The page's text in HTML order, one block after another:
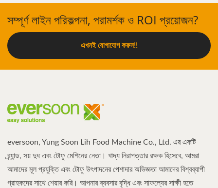
সম্পূর্ণ লাইন পরিকল্পনা, পরামর্শক ও ROI প্রয়োজন?
এখনই যোগাযোগ করুন!!
eversoon, Yung Soon Lih Food Machine Co., Ltd. এর একটি
ব্র্যান্ড, সয় দুধ এবং টোফু মেশিনের নেতা। খাদ্য নিরাপত্তার রক্ষক হিসেবে, আমরা
আমাদের মূল প্রযুক্তি এবং টোফু উৎপাদনের পেশাদার অভিজ্ঞতা আমাদের বিশ্বব্যাপী
গ্রাহকদের সাথে শেয়ার করি। আপনার ব্যবসার বৃদ্ধি এবং সাফল্যের সাক্ষী হতে